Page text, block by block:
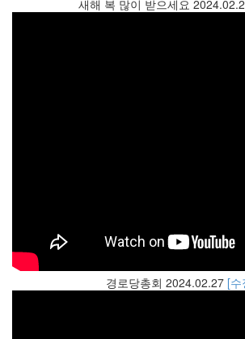
새해 복 많이 받으세요
경로당총회 2024.02.27 [수